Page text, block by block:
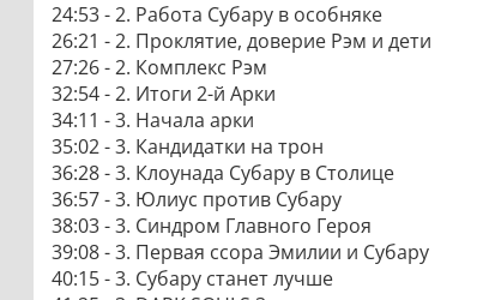
24:53 - 2. Работа Субару в особняке
26:21 - 2. Проклятие, доверие Рэм и дети
27:26 - 2. Комплекс Рэм
32:54 - 2. Итоги 2-й Арки
34:11 - 3. Начала арки
35:02 - 3. Кандидатки на трон
36:28 - 3. Клоунада Субару в Столице
36:57 - 3. Юлиус против Субару
38:03 - 3. Синдром Главного Героя
39:08 - 3. Первая ссора Эмилии и Субару
40:15 - 3. Субару станет лучше